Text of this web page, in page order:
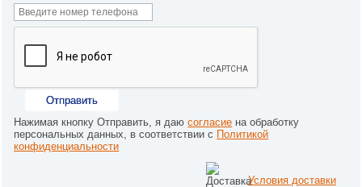
Отправить
Нажимая кнопку Отправить, я даюсогласие на обработку
персональных данных, в соответствии с Политикой
конфиденциальности
Условия доставки